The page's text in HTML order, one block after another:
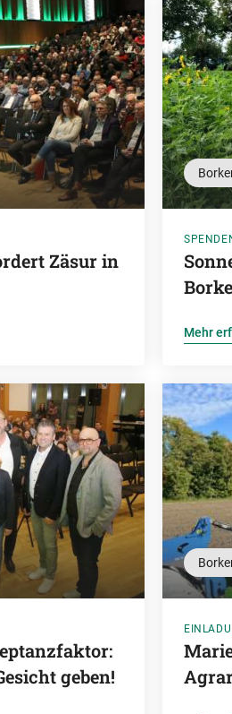
Zäsur in
Mehr
geben!